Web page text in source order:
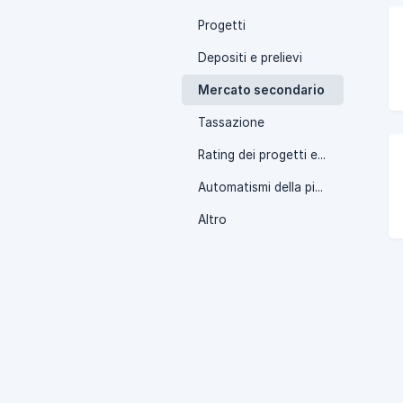
Progetti
Depositi e prelievi
Mercato secondario
Tassazione
Rating dei progetti e Tipologie di rimborso
Automatismi della piattaforma e bonus
Altro